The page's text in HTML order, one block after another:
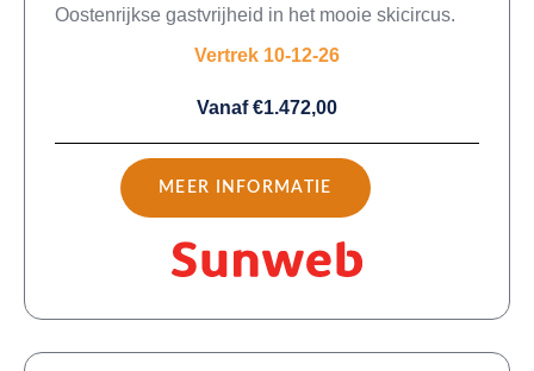
Oostenrijkse gastvrijheid in het mooie skicircus.
Vertrek 10-12-26
Vanaf €1.472,00
MEER INFORMATIE